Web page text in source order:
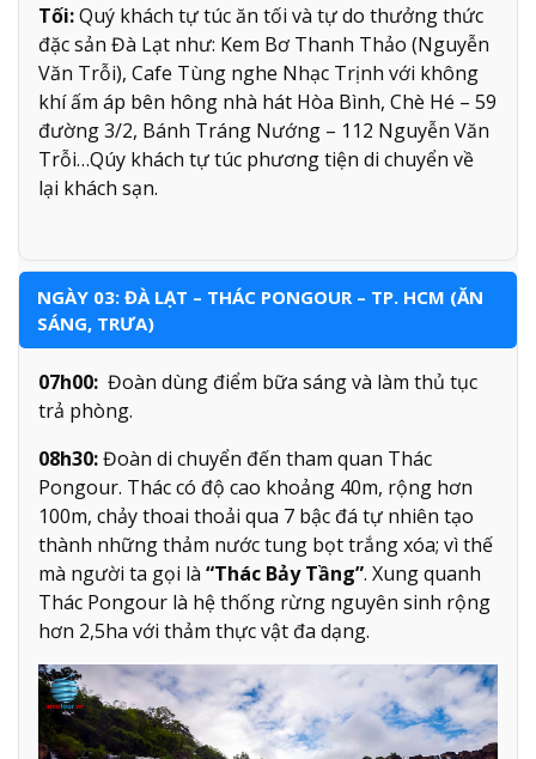
Tối:Quý khách tự túc ăn tối và tự do thưởng thức
đặc sản Đà Lạt như: Kem Bơ Thanh Thảo (Nguyễn
Văn Trỗi), Cafe Tùng nghe Nhạc Trịnh với không
khí ấm áp bên hông nhà hát Hòa Bình, Chè Hé – 59
đường 3/2, Bánh Tráng Nướng – 112 Nguyễn Văn
Trỗi…Qúy khách tự túc phương tiện di chuyển về
lại khách sạn.
NGÀY 03: ĐÀ LẠT – THÁC PONGOUR – TP. HCM (ĂN
SÁNG, TRƯA)
07h00: Đoàn dùng điểm bữa sáng và làm thủ tục
trả phòng.
08h30:Đoàn di chuyển đến tham quan Thác
Pongour. Thác có độ cao khoảng 40m, rộng hơn
100m, chảy thoai thoải qua 7 bậc đá tự nhiên tạo
thành những thảm nước tung bọt trắng xóa; vì thế
mà người ta gọi là “Thác Bảy Tầng”. Xung quanh
Thác Pongour là hệ thống rừng nguyên sinh rộng
hơn 2,5ha với thảm thực vật đa dạng.